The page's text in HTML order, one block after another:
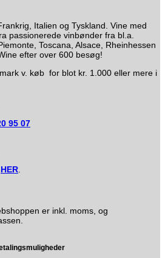
Italien og Tyskland. Vine med
passionerede vinbønder fra bl.a.
Toscana, Alsace, Rheinhessen
efter over 600 besøg!
v. køb for blot kr. 1.000 eller mere i
95 07
HER.
er inkl. moms, og